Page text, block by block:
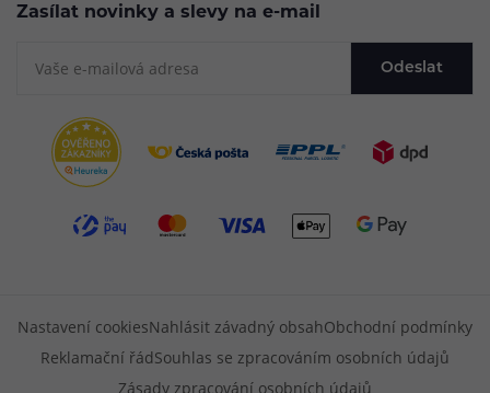
Zasílat novinky a slevy na e-mail
Odeslat
Nastavení cookiesNahlásit závadný obsahObchodní podmínky
Reklamační řádSouhlas se zpracováním osobních údajů
Zásady zpracování osobních údajů